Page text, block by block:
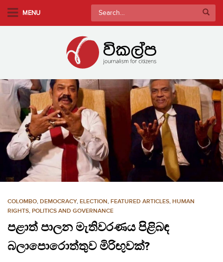
m
c
e
MENU
Search
for:
COLOMBO, DEMOCRACY, ELECTION, FEATURED ARTICLES, HUMAN
RIGHTS, POLITICS AND GOVERNANCE
පළාත් පාලන මැතිවරණය පිළිබඳ
බලාපොරොත්තුව මිරිඟුවක්?